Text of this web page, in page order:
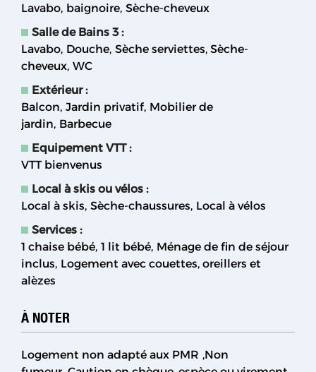
Lavabo baignoire Sèche-cheveux
Salle de Bains 3:
Lavabo Douche Sèche serviettes Sèche-
cheveux WC
Extérieur:
Balcon Jardin privatif Mobilier de
jardin Barbecue
Equipement VTT:
VTT bienvenus
Local à skis ou vélos :
Local à skis Sèche-chaussures Local à vélos
Services :
1 chaise bébé 1 lit bébé Ménage de fin de séjour
inclus Logement avec couettes, oreillers et
alèzes
À NOTER
Logement non adapté aux PMR Non